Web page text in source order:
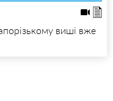
виші вже